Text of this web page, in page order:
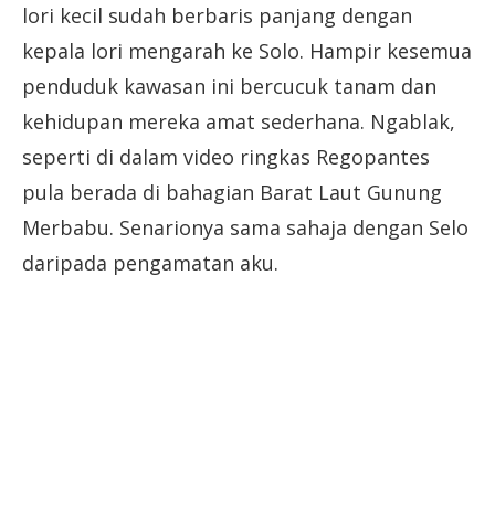
lori kecil sudah berbaris panjang dengan
kepala lori mengarah ke Solo. Hampir kesemua
penduduk kawasan ini bercucuk tanam dan
kehidupan mereka amat sederhana. Ngablak,
seperti di dalam video ringkas Regopantes
pula berada di bahagian Barat Laut Gunung
Merbabu. Senarionya sama sahaja dengan Selo
daripada pengamatan aku.